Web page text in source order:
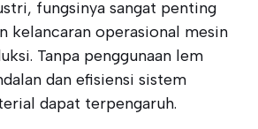
fungsinya sangat penting
kelancaran operasional mesin
Tanpa penggunaan lem
dan efisiensi sistem
dapat terpengaruh.